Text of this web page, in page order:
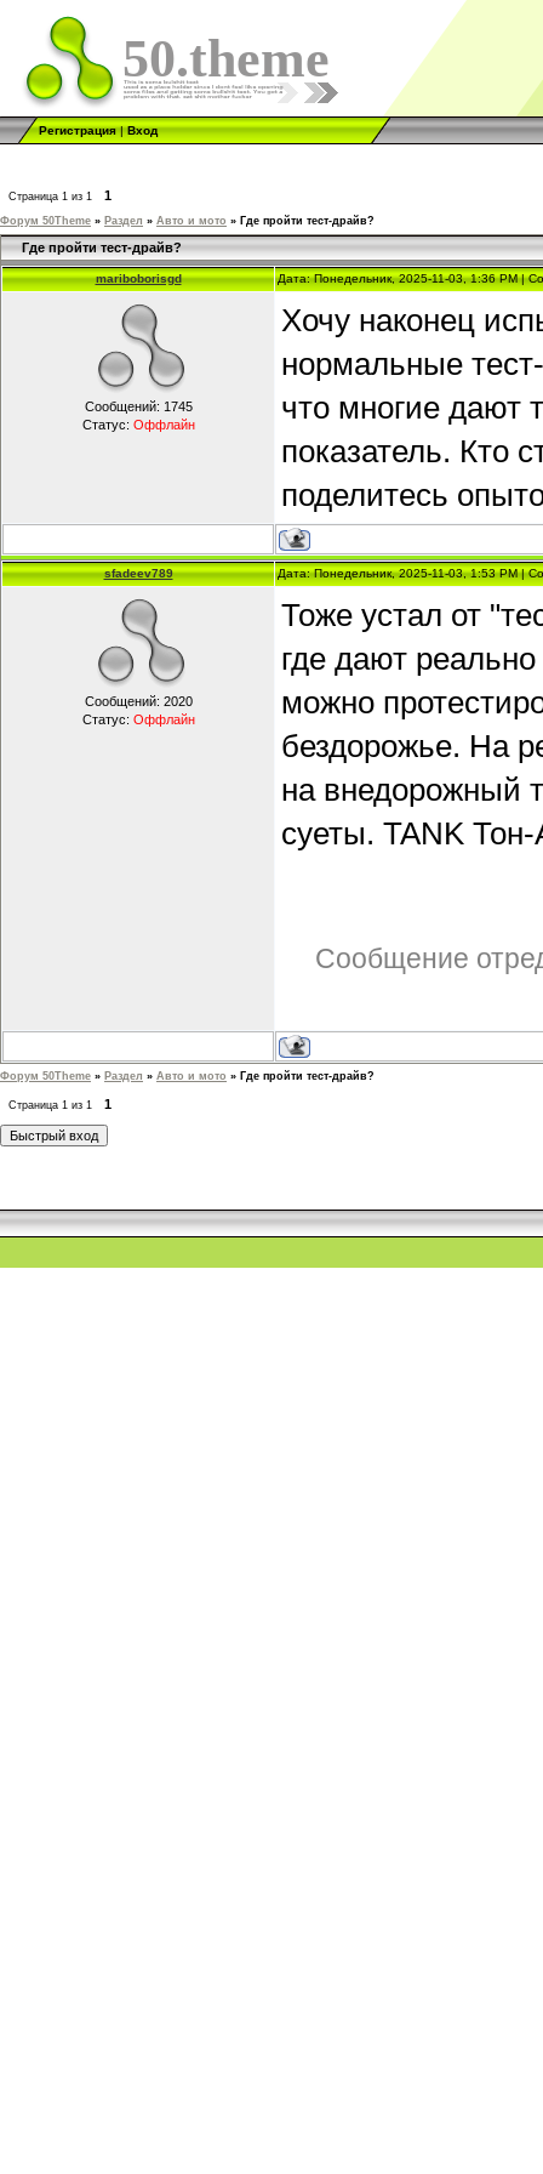
50.theme
Регистрация|Вход
Страница 1 из 1 1
Форум 50Theme » Раздел » Авто и мото » Где пройти тест-драйв?
Где пройти тест-драйв?
mariboborisgd Дата: Понедельник, 2025-11-03, 1:36 PM |
Сообщений: 1745
Статус: Оффлайн
Хочу наконец
нормальные
что многие дают
показатель. Кто
поделитесь
sfadeev789 Дата: Понедельник, 2025-11-03, 1:53 PM |
Сообщений: 2020
Статус: Оффлайн
Тоже устал от
где дают
можно
бездорожье. На
на внедорожный
суеты. TANK
Сообщение
Форум 50Theme » Раздел » Авто и мото » Где пройти тест-драйв?
Страница 1 из 1 1